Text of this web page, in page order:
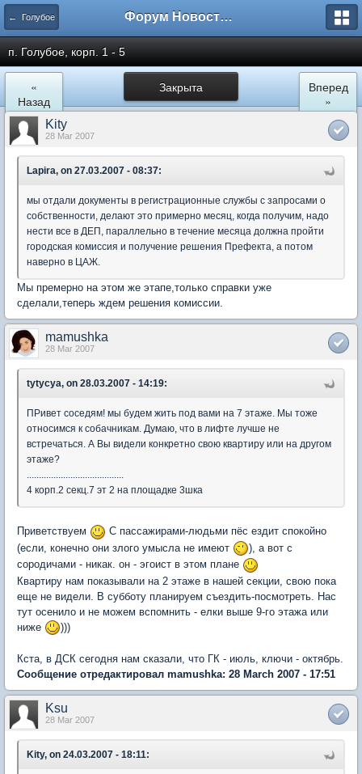
← Голубое Форум Новостройки
п. Голубое, корп. 1 - 5
Закрыта
«
Назад
Вперед
»
Kity
28 Mar 2007
Lapira, on 27.03.2007 - 08:37:
мы отдали документы в регистрационные службы с запросами о
собственности, делают это примерно месяц, когда получим, надо
нести все в ДЕП, параллельно в течение месяца должна пройти
городская комиссия и получение решения Префекта, а потом
наверно в ЦАЖ.
Мы премерно на этом же этапе,только справки уже
сделали,теперь ждем решения комиссии.
mamushka
28 Mar 2007
tytycya, on 28.03.2007 - 14:19:
ПРивет соседям! мы будем жить под вами на 7 этаже. Мы тоже
относимся к собачникам. Думаю, что в лифте лучше не
встречаться. А Вы видели конкретно свою квартиру или на другом
этаже?
........................................
4 корп.2 секц.7 эт 2 на площадке 3шка
Приветствуем
С пассажирами-людьми пёс ездит спокойно
(если, конечно они злого умысла не имеют
), а вот с
сородичами - никак. он - эгоист в этом плане
Квартиру нам показывали на 2 этаже в нашей секции, свою пока
еще не видели. В субботу планируем съездить-посмотреть. Нас
тут осенило и не можем вспомнить - елки выше 9-го этажа или
ниже
)))
Кста, в ДСК сегодня нам сказали, что ГК - июль, ключи - октябрь.
Сообщение отредактировал mamushka: 28 March 2007 - 17:51
Ksu
28 Mar 2007
Kity, on 24.03.2007 - 18:11: